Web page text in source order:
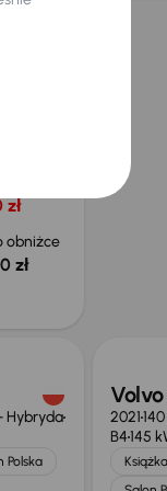
obniżce
zł
Hybryda
Polska
2021
B4145